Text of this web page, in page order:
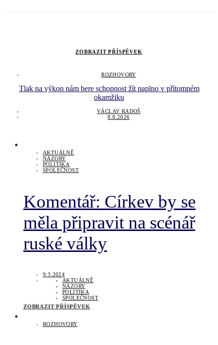
ZOBRAZIT PŘÍSPĚVEK
ROZHOVORY
Tlak na výkon nám bere schopnost žít naplno v přítomném
okamžiku
VÁCLAV RADOŠ
8.8.2026
AKTUÁLNĚ
NÁZORY
POLITIKA
SPOLEČNOST
Komentář: Církev by se
měla připravit na scénář
ruské války
9.3.2024
AKTUÁLNĚ
NÁZORY
POLITIKA
SPOLEČNOST
ZOBRAZIT PŘÍSPĚVEK
ROZHOVORY